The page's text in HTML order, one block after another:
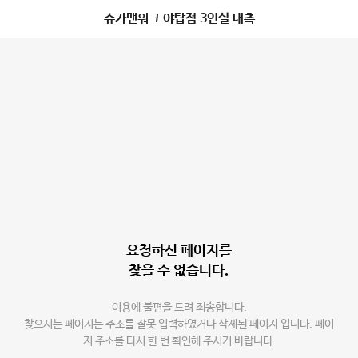
슈가맨워크 야탑점 3인실 내측
요청하신 페이지를
찾을 수 없습니다.
이용에 불편을 드려 죄송합니다.
찾으시는 페이지는 주소를 잘못 입력하였거나 삭제된 페이지 입니다. 페이
지 주소를 다시 한 번 확인해 주시기 바랍니다.